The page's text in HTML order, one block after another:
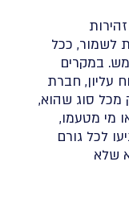
לשמור, ככל
במקרים
עליון, חברת
מכל סוג שהוא,
מי מטעמו,
לכל גורם
שלא